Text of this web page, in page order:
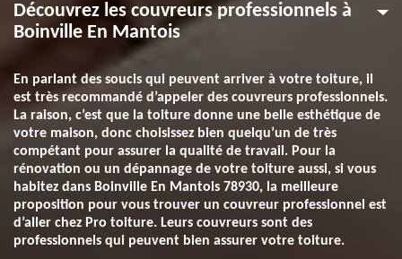
Découvrez les couvreurs professionnels à
Boinville En Mantois
En parlant des soucis qui peuvent arriver à votre toiture, il
est très recommandé d’appeler des couvreurs professionnels.
La raison, c’est que la toiture donne une belle esthétique de
votre maison, donc choisissez bien quelqu’un de très
compétant pour assurer la qualité de travail. Pour la
rénovation ou un dépannage de votre toiture aussi, si vous
habitez dans Boinville En Mantois 78930, la meilleure
proposition pour vous trouver un couvreur professionnel est
d’aller chez Pro toiture. Leurs couvreurs sont des
professionnels qui peuvent bien assurer votre toiture.